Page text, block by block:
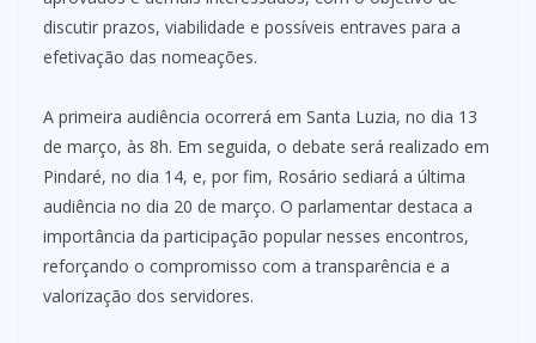
discutir prazos, viabilidade e possíveis entraves para a
efetivação das nomeações.
A primeira audiência ocorrerá em Santa Luzia, no dia 13
de março, às 8h. Em seguida, o debate será realizado em
Pindaré, no dia 14, e, por fim, Rosário sediará a última
audiência no dia 20 de março. O parlamentar destaca a
importância da participação popular nesses encontros,
reforçando o compromisso com a transparência e a
valorização dos servidores.